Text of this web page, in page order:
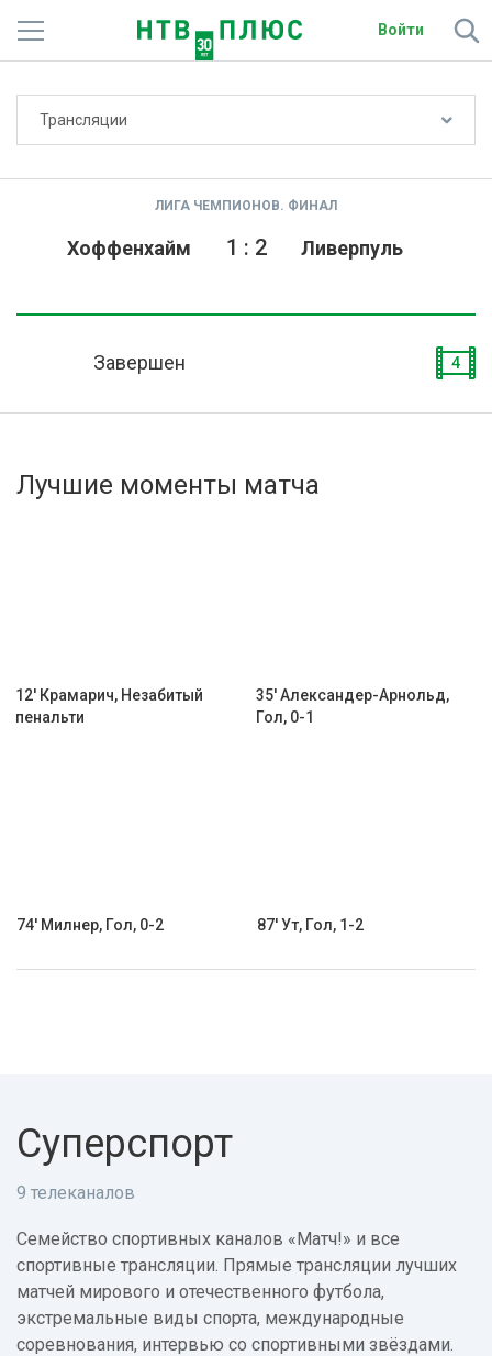
Войти
Активировать промокод
Трансляции
ЛИГА ЧЕМПИОНОВ. ФИНАЛ
Хоффенхайм Ливерпуль
1 : 2
Завершен 4
Лучшие моменты матча
12' Крамарич, Незабитый
пенальти
35' Александер-Арнольд,
Гол, 0-1
74' Милнер, Гол, 0-2 87' Ут, Гол, 1-2
Суперспорт
9 телеканалов
Семейство спортивных каналов «Матч!» и все
спортивные трансляции. Прямые трансляции лучших
матчей мирового и отечественного футбола,
экстремальные виды спорта, международные
соревнования, интервью со спортивными звёздами.